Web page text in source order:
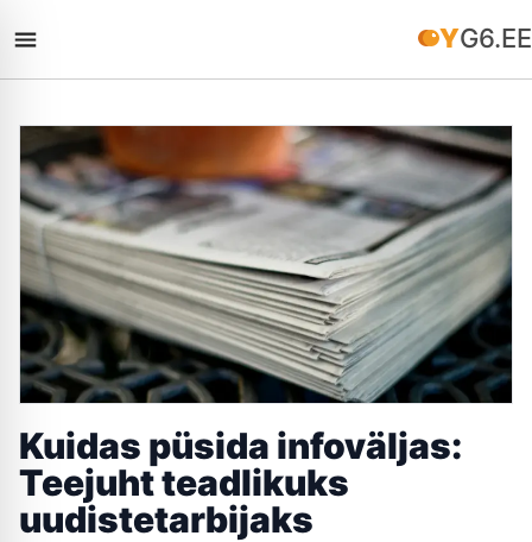
YG6.EE
Kuidas püsida infoväljas:
Teejuht teadlikuks
uudistetarbijaks